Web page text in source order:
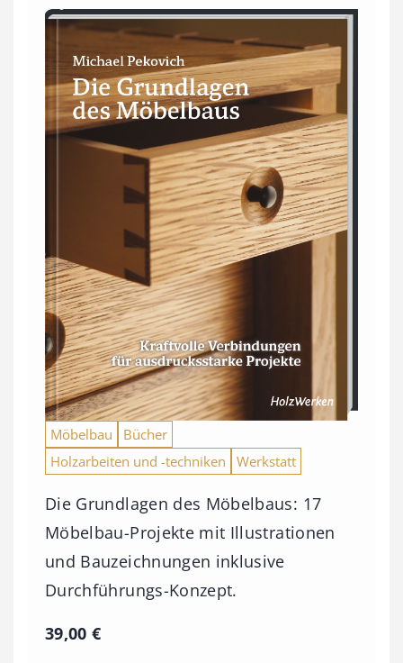
Möbelbau
Bücher
Holzarbeiten und -techniken
Werkstatt
Die Grundlagen des Möbelbaus: 17
Möbelbau-Projekte mit Illustrationen
und Bauzeichnungen inklusive
Durchführungs-Konzept.
39,00€